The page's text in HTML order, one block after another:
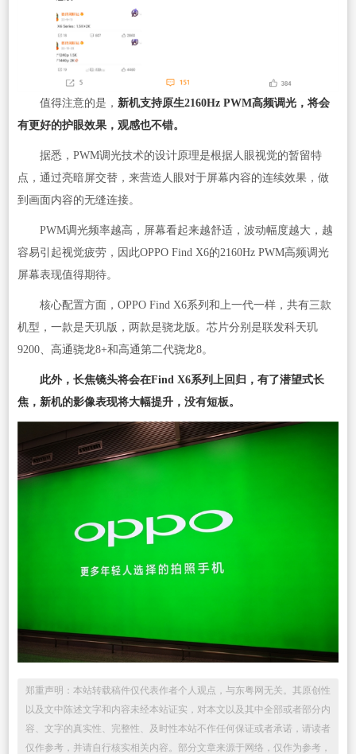
值得注意的是， 新机支持原生2160Hz PWM高频调光，将会
有更好的护眼效果，观感也不错。
据悉，PWM调光技术的设计原理是根据人眼视觉的暂留特
点，通过亮暗屏交替，来营造人眼对于屏幕内容的连续效果，做
到画面内容的无缝连接。
PWM调光频率越高，屏幕看起来越舒适，波动幅度越大，越
容易引起视觉疲劳，因此OPPO Find X6的2160Hz PWM高频调光
屏幕表现值得期待。
核心配置方面，OPPO Find X6系列和上一代一样，共有三款
机型，一款是天玑版，两款是骁龙版。芯片分别是联发科天玑
9200、高通骁龙8+和高通第二代骁龙8。
此外，长焦镜头将会在Find X6系列上回归，有了潜望式长
焦，新机的影像表现将大幅提升，没有短板。
郑重声明：本站转载稿件仅代表作者个人观点，与东粤网无关。其原创性
以及文中陈述文字和内容未经本站证实，对本文以及其中全部或者部分内
容、文字的真实性、完整性、及时性本站不作任何保证或者承诺，请读者
仅作参考，并请自行核实相关内容。部分文章来源于网络，仅作为参考，